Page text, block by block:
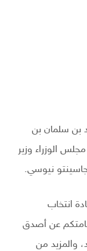
بن سلمان بن
الوزراء وزير
جاسينتو نيوسي.
انتخاب
عن أصدق
والمزيد من